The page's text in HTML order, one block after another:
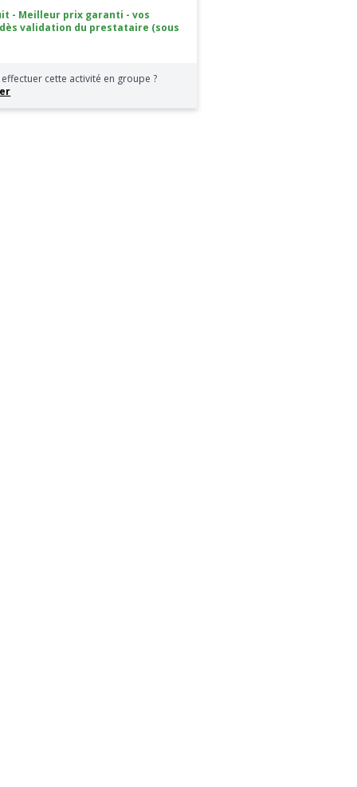
- Meilleur prix garanti - vos
validation du prestataire (sous
cette activité en groupe ?